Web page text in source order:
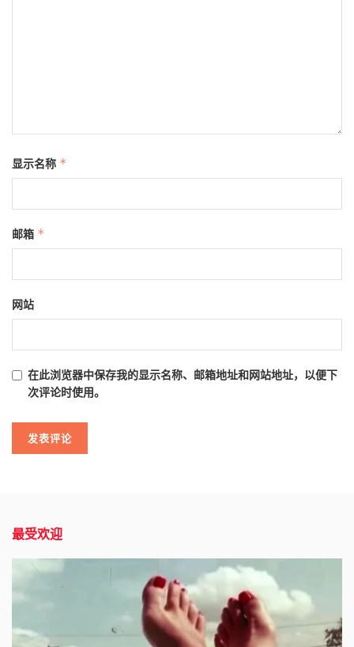
显示名称 *
邮箱 *
网站
在此浏览器中保存我的显示名称、邮箱地址和网站地址，以便下
次评论时使用。
最受欢迎